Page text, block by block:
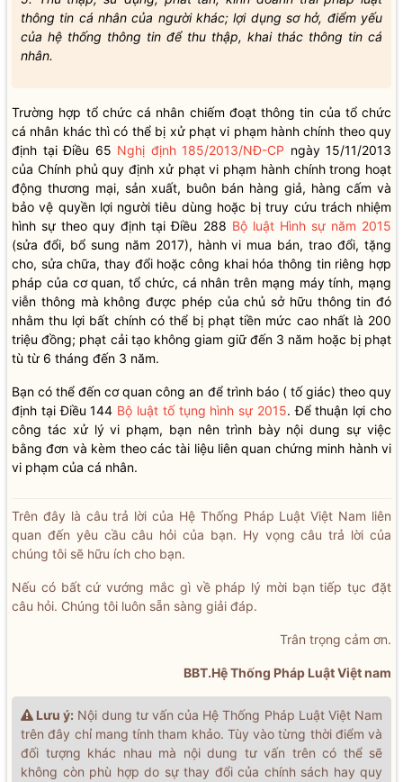
thông tin cá nhân của người khác; lợi dụng sơ hở, điểm yếu
của hệ thống thông tin để thu thập, khai thác thông tin cá
nhân.
Trường hợp tổ chức cá nhân chiếm đoạt thông tin của tổ chức
cá nhân khác thì có thể bị xử phạt vi phạm hành chính theo quy
định tại Điều 65 Nghị định 185/2013/NĐ-CP ngày 15/11/2013
của Chính phủ quy định xử phạt vi phạm hành chính trong hoạt
động thương mại, sản xuất, buôn bán hàng giả, hàng cấm và
bảo vệ quyền lợi người tiêu dùng hoặc bị truy cứu trách nhiệm
hình sự theo quy định tại Điều 288 Bộ luật Hình sự năm 2015
(sửa đổi, bổ sung năm 2017), hành vi mua bán, trao đổi, tặng
cho, sửa chữa, thay đổi hoặc công khai hóa thông tin riêng hợp
pháp của cơ quan, tổ chức, cá nhân trên mạng máy tính, mạng
viễn thông mà không được phép của chủ sở hữu thông tin đó
nhằm thu lợi bất chính có thể bị phạt tiền mức cao nhất là 200
triệu đồng; phạt cải tạo không giam giữ đến 3 năm hoặc bị phạt
tù từ 6 tháng đến 3 năm.
Bạn có thể đến cơ quan công an để trình báo ( tố giác) theo quy
định tại Điều 144 Bộ luật tố tụng hình sự 2015. Để thuận lợi cho
công tác xử lý vi phạm, bạn nên trình bày nội dung sự việc
bằng đơn và kèm theo các tài liệu liên quan chứng minh hành vi
vi phạm của cá nhân.
Trên đây là câu trả lời của Hệ Thống Pháp Luật Việt Nam liên
quan đến yêu cầu câu hỏi của bạn. Hy vọng câu trả lời của
chúng tôi sẽ hữu ích cho bạn.
Nếu có bất cứ vướng mắc gì về pháp lý mời bạn tiếp tục đặt
câu hỏi. Chúng tôi luôn sẵn sàng giải đáp.
Trân trọng cảm ơn.
BBT.Hệ Thống Pháp Luật Việt nam
Lưu ý: Nội dung tư vấn của Hệ Thống Pháp Luật Việt Nam
trên đây chỉ mang tính tham khảo. Tùy vào từng thời điểm và
đối tượng khác nhau mà nội dung tư vấn trên có thể sẽ
không còn phù hợp do sự thay đổi của chính sách hay quy